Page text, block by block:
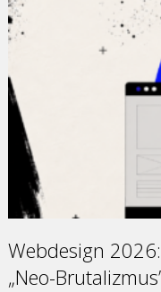
Webdesign
„Neo-